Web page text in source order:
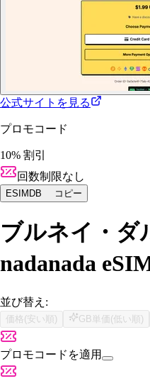
公式サイトを見る
プロモコード
10% 割引
回数制限なし
ESIMDB コピー
ブルネイ・ダ
nadanada
並び替え:
価格(安い順) GB単価(低い順)
プロモコードを適用